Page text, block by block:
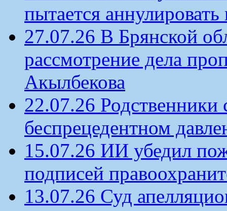
пытается аннулировать
27.07.26 В Брянской
рассмотрение дела
Акылбекова
22.07.26
беспрецедентном
15.07.26 ИИ убедил
подписей
13.07.26 Суд